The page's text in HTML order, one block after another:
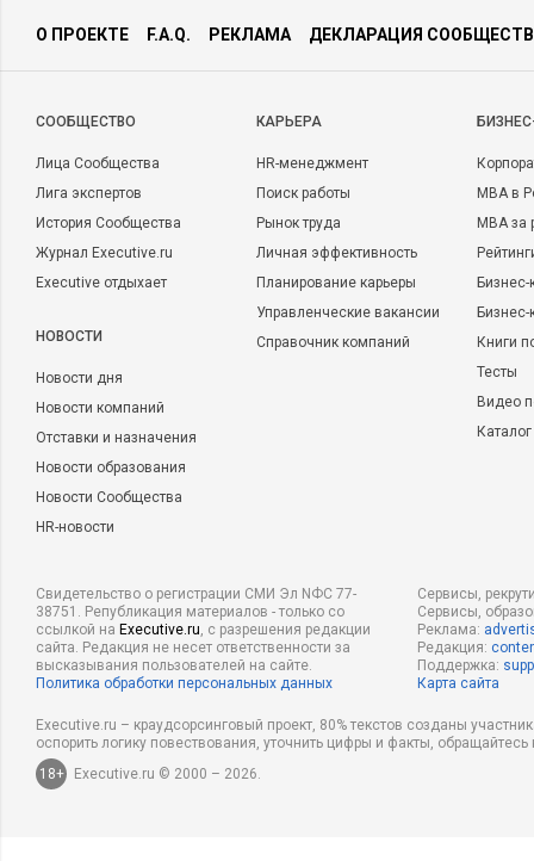
О ПРОЕКТЕ F.A.Q. РЕКЛАМА ДЕКЛАРАЦИЯ
CООБЩЕСТВО
Лица Сообщества
Лига экспертов
История Сообщества
Журнал Executive.ru
Executive отдыхает
НОВОСТИ
Новости дня
Новости компаний
Отставки и назначения
Новости образования
Новости Сообщества
HR-новости
КАРЬЕРА
HR-менеджмент
Поиск работы
Рынок труда
Личная эффективность
Планирование карьеры
Управленческие вакансии
Справочник компаний
MBA в
MBA
Бизнес-
Книги
Тесты
Видео
Свидетельство о регистрации СМИ Эл NФС 77-
38751. Републикация материалов - только со
ссылкой на Executive.ru, с разрешения редакции
сайта. Редакция не несет ответственности за
высказывания пользователей на сайте.
Политика обработки персональных данных
Сервисы,
Сервисы,
Реклама:
Редакция:
Поддержка:
Карта сайта
Executive.ru – краудсорсинговый проект, 80% текстов созданы
оспорить логику повествования, уточнить цифры и факты,
18+
Executive.ru © 2000 – 2026.